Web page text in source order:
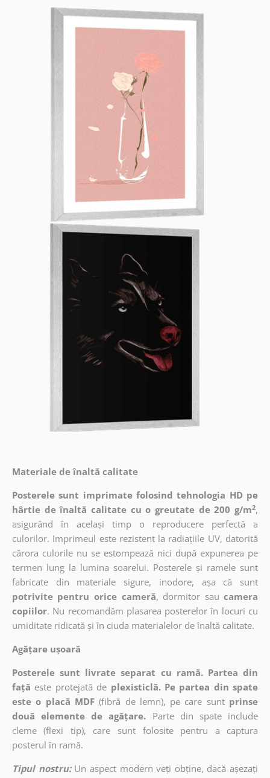
Materiale de înaltă calitate
Posterele sunt imprimate folosind tehnologia HD pe
hârtie de înaltă calitate cu o greutate de 200 g/m2,
asigurând în același timp o reproducere perfectă a
culorilor. Imprimeul este rezistent la radiațiile UV, datorită
cărora culorile nu se estompează nici după expunerea pe
termen lung la lumina soarelui. Posterele și ramele sunt
fabricate din materiale sigure, inodore, așa că sunt
potrivite pentru orice cameră, dormitor sau camera
copiilor. Nu recomandăm plasarea posterelor în locuri cu
umiditate ridicată și în ciuda materialelor de înaltă calitate.
Agățare ușoară
Posterele sunt livrate separat cu ramă. Partea din
față este protejată de plexisticlă. Pe partea din spate
este o placă MDF (fibră de lemn), pe care sunt prinse
două elemente de agățare. Parte din spate include
cleme (flexi tip), care sunt folosite pentru a captura
posterul în ramă.
Tipul nostru: Un aspect modern veți obține, dacă așezați